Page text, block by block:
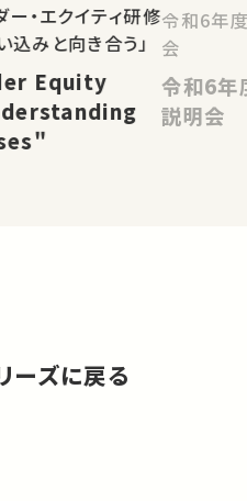
・エクイティ研修
込みと向き合う」
Equity
令和6年
会
令和6
説明会
ーズに戻る